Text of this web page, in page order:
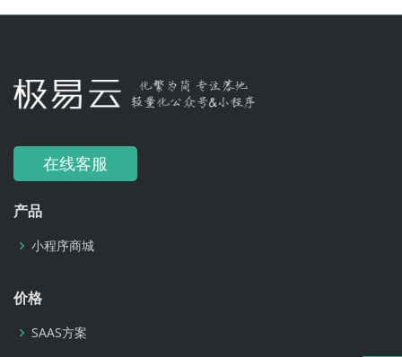
在线客服
产品
小程序商城
价格
SAAS方案